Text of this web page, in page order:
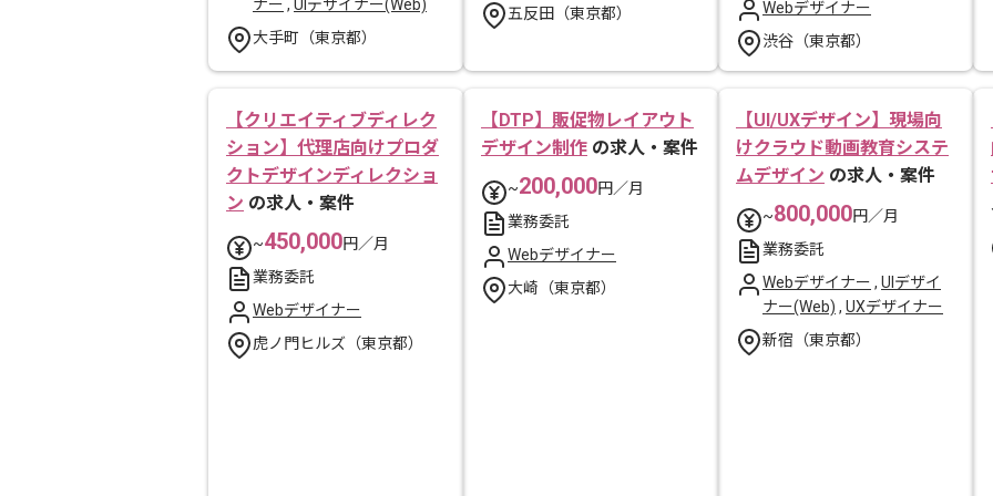
ナー , UIデザイナー(Web)
大手町（東京都）
五反田（東京都）
Webデザイナー
渋谷（東京都）
【クリエイティブディレク
ション】代理店向けプロダ
クトデザインディレクショ
ン の求人・案件
~450,000円／月
業務委託
Webデザイナー
虎ノ門ヒルズ（東京都）
【DTP】販促物レイアウト
デザイン制作 の求人・案件
~200,000円／月
業務委託
Webデザイナー
大崎（東京都）
【UI/UXデザイン】現場向
けクラウド動画教育システ
ムデザイン の求人・案件
~800,000円／月
業務委託
Webデザイナー , UIデザイ
ナー(Web) , UXデザイナー
新宿（東京都）